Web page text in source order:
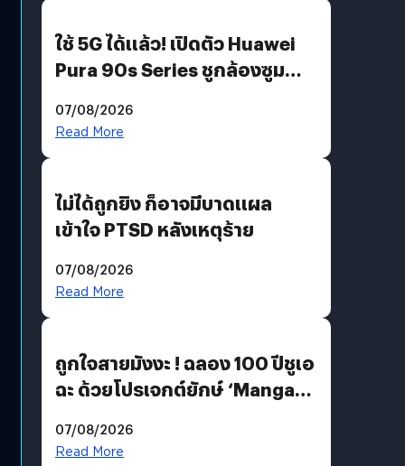
ใช้ 5G ได้แล้ว! เปิดตัว Huawei
Pura 90s Series ชูกล้องซูม
07/08/2026
Read More
ไม่ได้ถูกยิง ก็อาจมีบาดแผล
เข้าใจ PTSD หลังเหตุร้าย
07/08/2026
Read More
ถูกใจสายมังงะ ! ฉลอง 100 ปีชูเอ
ฉะ ด้วยโปรเจกต์ยักษ์ ‘Manga
มีภาษาไทยด้วย
07/08/2026
Read More